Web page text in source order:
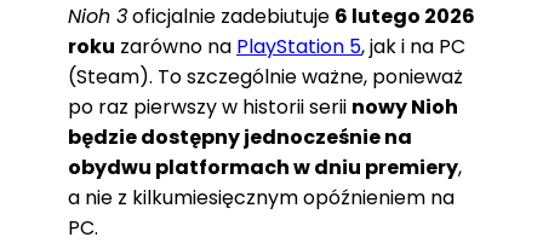
Nioh 3oficjalnie zadebiutuje 6 lutego 2026
roku zarówno na PlayStation 5, jak i na PC
(Steam). To szczególnie ważne, ponieważ
po raz pierwszy w historii serii nowy Nioh
będzie dostępny jednocześnie na
obydwu platformach w dniu premiery,
a nie z kilkumiesięcznym opóźnieniem na
PC.